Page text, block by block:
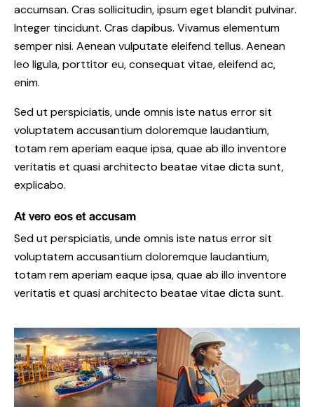
accumsan. Cras sollicitudin, ipsum eget blandit pulvinar.
Integer tincidunt. Cras dapibus. Vivamus elementum
semper nisi. Aenean vulputate eleifend tellus. Aenean
leo ligula, porttitor eu, consequat vitae, eleifend ac,
enim.
Sed ut perspiciatis, unde omnis iste natus error sit
voluptatem accusantium doloremque laudantium,
totam rem aperiam eaque ipsa, quae ab illo inventore
veritatis et quasi architecto beatae vitae dicta sunt,
explicabo.
At vero eos et accusam
Sed ut perspiciatis, unde omnis iste natus error sit
voluptatem accusantium doloremque laudantium,
totam rem aperiam eaque ipsa, quae ab illo inventore
veritatis et quasi architecto beatae vitae dicta sunt.